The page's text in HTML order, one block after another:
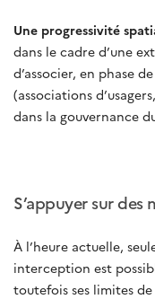
Une progressivité
dans le cadre d’une
d’associer, en phase
(associations
dans la gouvernance
S’appuyer sur
À l’heure actuelle,
interception est
toutefois ses limites